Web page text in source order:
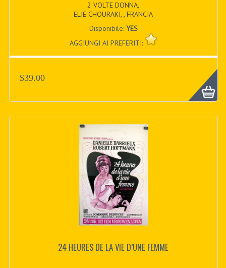
2 VOLTE DONNA,
ELIE CHOURAKI, , FRANCIA
Disponibile: YES
AGGIUNGI AI PREFERITI:
$39.00
24 HEURES DE LA VIE D’UNE FEMME